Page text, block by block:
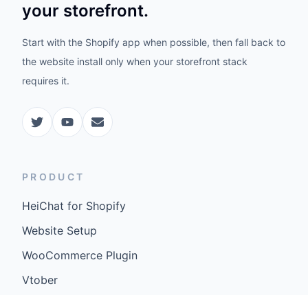
your storefront.
Start with the Shopify app when possible, then fall back to
the website install only when your storefront stack
requires it.
PRODUCT
HeiChat for Shopify
Website Setup
WooCommerce Plugin
Vtober